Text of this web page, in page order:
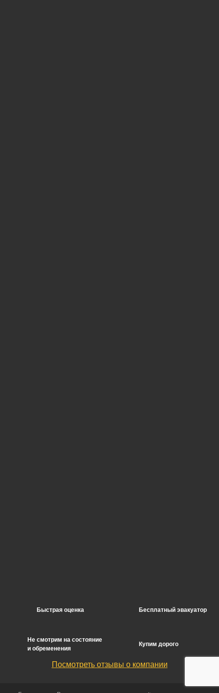
Быстрая оценка Бесплатный эвакуатор
Не смотрим на состояние
и обременения
Купим дорого
Посмотреть отзывы о компании